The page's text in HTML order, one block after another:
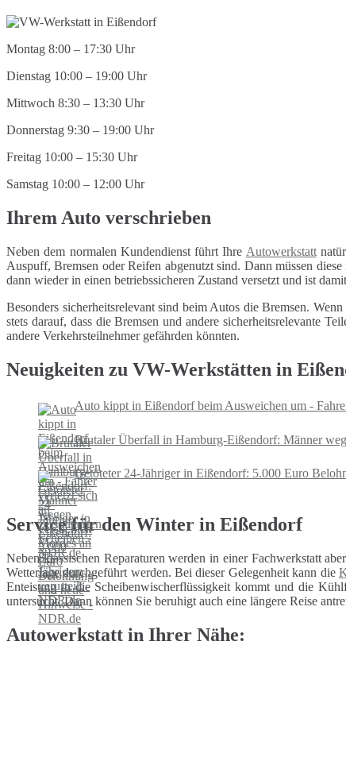
Montag 8:00 – 17:30 Uhr
Dienstag 10:00 – 19:00 Uhr
Mittwoch 8:30 – 13:30 Uhr
Donnerstag 9:30 – 19:00 Uhr
Freitag 10:00 – 15:30 Uhr
Samstag 10:00 – 12:00 Uhr
Ihrem Auto verschrieben
Neben dem normalen Kundendienst führt Ihre Autowerkstatt
Auspuff, Bremsen oder Reifen abgenutzt sind. Dann müssen
dann wieder in einen betriebssicheren Zustand versetzt und ist
Besonders sicherheitsrelevant sind beim Autos die Bremsen.
stets darauf, dass die Bremsen und andere sicherheitsrelevante
andere Verkehrsteilnehmer gefährden könnten.
Neuigkeiten zu VW-Werkstätten in
Auto kippt in Eißendorf beim Ausweichen um -
Brutaler Überfall in Hamburg-Eißendorf: Männer
Getöteter 24-Jähriger in Eißendorf: 5.000 Euro
Service für den Winter in Eißendorf
Neben klassischen Reparaturen werden in einer Fachwerkstatt
Wetterlage durchgeführt werden. Bei dieser Gelegenheit kann die
Enteisung in die Scheibenwischerflüssigkeit kommt und die
untersucht. Dann können Sie beruhigt auch eine längere Reise
Autowerkstatt in Ihrer Nähe: